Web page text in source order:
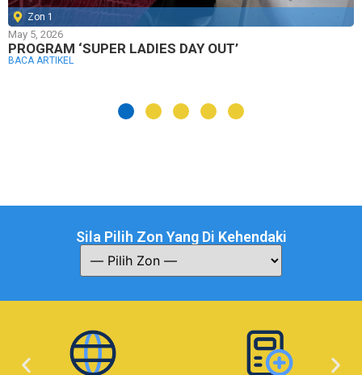
Zon 1
May 5, 2026
PROGRAM ‘SUPER LADIES DAY OUT’
BACA ARTIKEL
Sila Pilih Zon Yang Di Kehendaki